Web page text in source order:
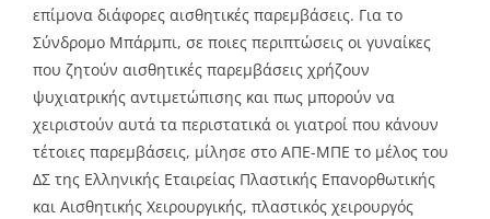
επίμονα διάφορες αισθητικές παρεμβάσεις. Για το
Σύνδρομο Μπάρμπι, σε ποιες περιπτώσεις οι γυναίκες
που ζητούν αισθητικές παρεμβάσεις χρήζουν
ψυχιατρικής αντιμετώπισης και πως μπορούν να
χειριστούν αυτά τα περιστατικά οι γιατροί που κάνουν
τέτοιες παρεμβάσεις, μίλησε στο ΑΠΕ-ΜΠΕ το μέλος του
ΔΣ της Ελληνικής Εταιρείας Πλαστικής Επανορθωτικής
και Αισθητικής Χειρουργικής, πλαστικός χειρουργός